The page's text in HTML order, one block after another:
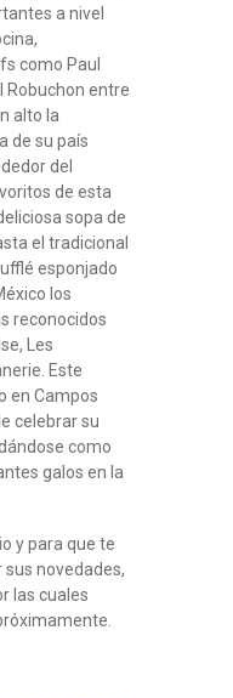
a nivel
como Paul
Robuchon entre
alto la
de su país
del
de esta
sopa de
el tradicional
esponjado
los
reconocidos
Les
Este
en Campos
celebrar su
como
galos en la
y para que te
novedades,
las cuales